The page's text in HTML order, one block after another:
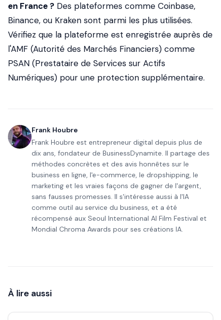
en France ? Des plateformes comme Coinbase,
Binance, ou Kraken sont parmi les plus utilisées.
Vérifiez que la plateforme est enregistrée auprès de
l'AMF (Autorité des Marchés Financiers) comme
PSAN (Prestataire de Services sur Actifs
Numériques) pour une protection supplémentaire.
Frank Houbre
Frank Houbre est entrepreneur digital depuis plus de
dix ans, fondateur de BusinessDynamite. Il partage des
méthodes concrètes et des avis honnêtes sur le
business en ligne, l'e-commerce, le dropshipping, le
marketing et les vraies façons de gagner de l'argent,
sans fausses promesses. Il s'intéresse aussi à l'IA
comme outil au service du business, et a été
récompensé aux Seoul International AI Film Festival et
Mondial Chroma Awards pour ses créations IA.
À lire aussi